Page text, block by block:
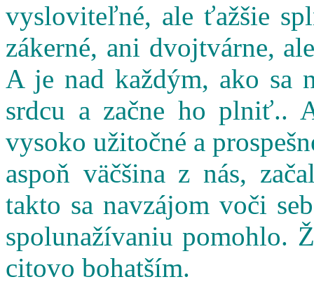
vysloviteľné, ale ťažšie
zákerné, ani dvojtvárne,
A je nad každým, ako sa
srdcu a začne ho plniť..
vysoko užitočné a
aspoň väčšina z nás,
takto sa navzájom voči
spolunažívaniu pomohlo.
citovo bohatším.